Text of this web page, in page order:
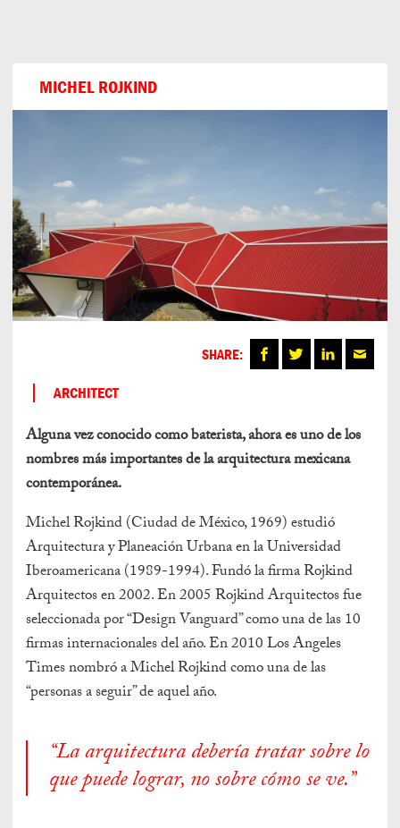
MICHEL ROJKIND
ARCHITECT
SHARE:
Alguna vez conocido como baterista, ahora es uno de los
nombres más importantes de la arquitectura mexicana
contemporánea.
Michel Rojkind (Ciudad de México, 1969) estudió
Arquitectura y Planeación Urbana en la Universidad
Iberoamericana (1989-1994). Fundó la firma Rojkind
Arquitectos en 2002. En 2005 Rojkind Arquitectos fue
seleccionada por “Design Vanguard” como una de las 10
firmas internacionales del año. En 2010 Los Angeles
Times nombró a Michel Rojkind como una de las
“personas a seguir” de aquel año.
“La arquitectura debería tratar sobre lo
que puede lograr, no sobre cómo se ve.”